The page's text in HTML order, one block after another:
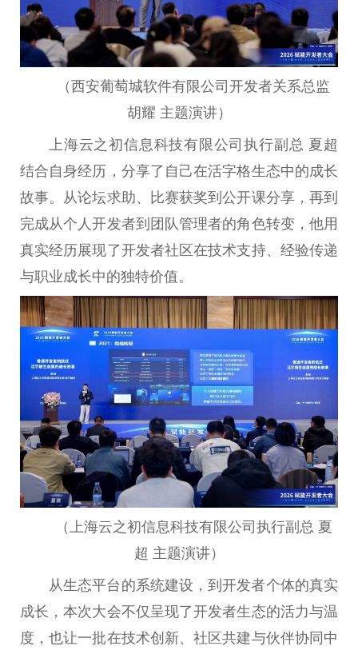
（西安葡萄城软件有限公司开发者关系总监
胡耀 主题演讲）
上海云之初信息科技有限公司执行副总 夏超
结合自身经历，分享了自己在活字格生态中的成长
故事。从论坛求助、比赛获奖到公开课分享，再到
完成从个人开发者到团队管理者的角色转变，他用
真实经历展现了开发者社区在技术支持、经验传递
与职业成长中的独特价值。
（上海云之初信息科技有限公司执行副总 夏
超 主题演讲）
从生态平台的系统建设，到开发者个体的真实
成长，本次大会不仅呈现了开发者生态的活力与温
度，也让一批在技术创新、社区共建与伙伴协同中